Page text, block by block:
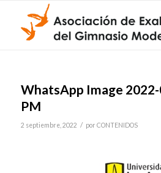
WhatsApp Image
PM
2 septiembre, 2022 / por CONTENIDOS